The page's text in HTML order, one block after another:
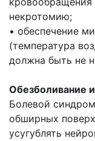
некротомию;
• обеспечение
(температура
должна быть не
Обезболивание
Болевой
обширных
усугублять